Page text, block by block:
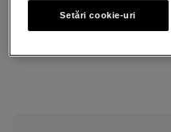
Instrucţiunile de siguranţă și
regulamentului UE 2023/988
Setări cookie-uri